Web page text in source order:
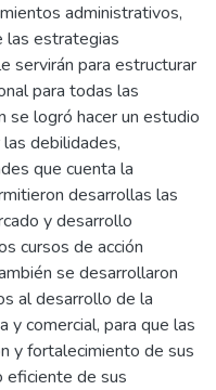
administrativos,
las estrategias
servirán para estructurar
para todas las
se logró hacer un estudio
debilidades,
que cuenta la
desarrollas las
y desarrollo
cursos de acción
se desarrollaron
al desarrollo de la
y comercial, para que las
y fortalecimiento de sus
eficiente de sus